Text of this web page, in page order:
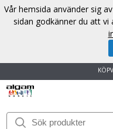
START
Vår hemsida använder sig
sidan godkänner du att vi